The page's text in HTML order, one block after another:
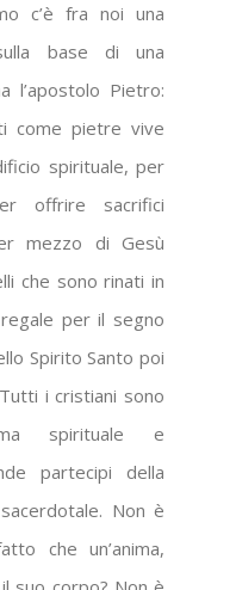
c’è fra noi una
base di una
l’apostolo Pietro:
come pietre vive
spirituale, per
offrire sacrifici
mezzo di Gesù
che sono rinati in
per il segno
Spirito Santo poi
i cristiani sono
spirituale e
partecipi della
Non è
che un’anima,